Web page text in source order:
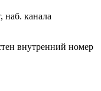
наб. канала
внутренний номер